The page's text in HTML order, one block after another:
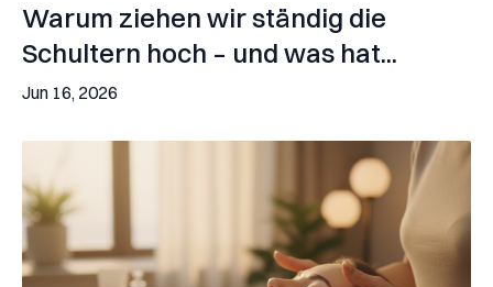
Warum ziehen wir ständig die
Schultern hoch – und was hat...
Jun 16, 2026